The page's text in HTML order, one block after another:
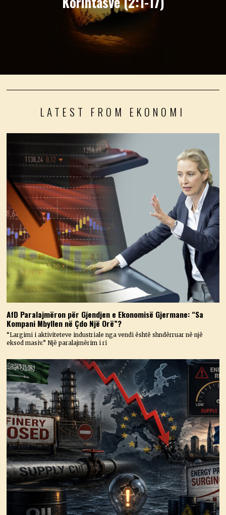
LATEST FROM EKONOMI
AfD Paralajmëron për Gjendjen e Ekonomisë Gjermane: “Sa
Kompani Mbyllen në Çdo Një Orë”?
“Largimi i aktiviteteve industriale nga vendi është shndërruar në një
eksod masiv.” Një paralajmërim i ri